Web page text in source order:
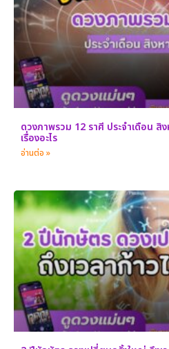
ดวงภาพรวม 12 ราศี ประจำเดือน สิ
เรื่องอะไร
อ่านต่อ »